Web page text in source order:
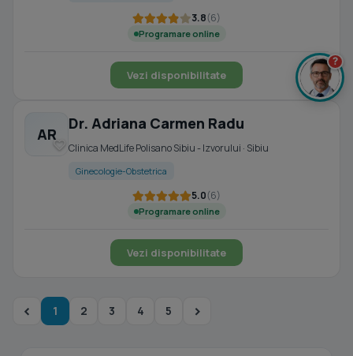
3.8(6)
Programare online
Vezi disponibilitate
AR
Dr. Adriana Carmen Radu
Clinica MedLife Polisano Sibiu - Izvorului · Sibiu
Ginecologie-Obstetrica
5.0(6)
Programare online
Vezi disponibilitate
1 2 3 4 5
?